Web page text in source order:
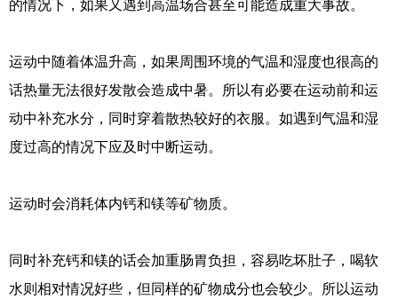
的情况下，如果又遇到高温场合甚至可能造成重大事故。
运动中随着体温升高，如果周围环境的气温和湿度也很高的
话热量无法很好发散会造成中暑。所以有必要在运动前和运
动中补充水分，同时穿着散热较好的衣服。如遇到气温和湿
度过高的情况下应及时中断运动。
运动时会消耗体内钙和镁等矿物质。
同时补充钙和镁的话会加重肠胃负担，容易吃坏肚子，喝软
水则相对情况好些，但同样的矿物成分也会较少。所以运动